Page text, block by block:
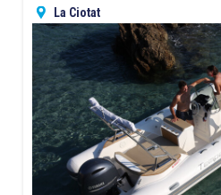
La Ciotat